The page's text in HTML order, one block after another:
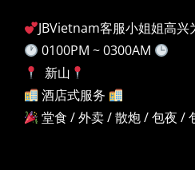
JBVietnam客服小姐姐高兴
0100PM ~ 0300AM
新山
酒店式服务
堂食 / 外卖 / 散炮 / 包夜 /